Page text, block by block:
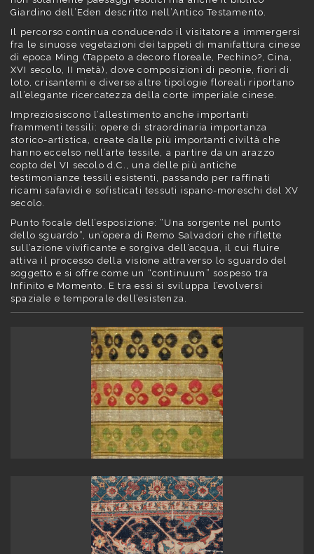
Giardino dell’Eden descritto nell’Antico Testamento.
Il percorso continua conducendo il visitatore a immergersi
fra le sinuose vegetazioni dei tappeti di manifattura cinese
di epoca Ming (Tappeto a decoro floreale, Pechino?, Cina,
XVI secolo, II metà), dove composizioni di peonie, fiori di
loto, crisantemi e diverse altre tipologie floreali riportano
all’elegante ricercatezza della corte imperiale cinese.
Impreziosiscono l’allestimento anche importanti
frammenti tessili: opere di straordinaria importanza
storico-artistica, create dalle più importanti civiltà che
hanno eccelso nell’arte tessile, a partire da un arazzo
copto del VI secolo d.C., una delle più antiche
testimonianze tessili esistenti, passando per raffinati
ricami safavidi e sofisticati tessuti ispano-moreschi del XV
secolo.
Punto focale dell’esposizione: “Una sorgente nel punto
dello sguardo”, un’opera di Remo Salvadori che riflette
sull’azione vivificante e sorgiva dell’acqua, il cui fluire
attiva il processo della visione attraverso lo sguardo del
soggetto e si offre come un “continuum” sospeso tra
Infinito e Momento. E tra essi si sviluppa l’evolversi
spaziale e temporale dell’esistenza.